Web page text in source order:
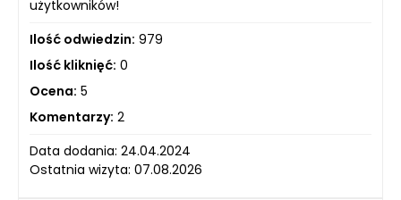
użytkowników!
Ilość odwiedzin: 979
Ilość kliknięć: 0
Ocena: 5
Komentarzy: 2
Data dodania: 24.04.2024
Ostatnia wizyta: 07.08.2026